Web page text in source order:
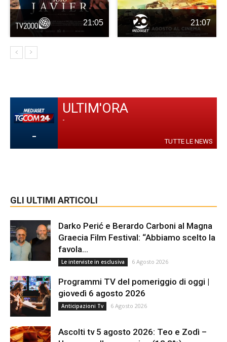
21:05 21:07
-
ULTIM'ORA
-
TUTTE LE NEWS
GLI ULTIMI ARTICOLI
Darko Perić e Berardo Carboni al Magna
Graecia Film Festival: “Abbiamo scelto la
favola...
Le interviste in esclusiva 6 Agosto 2026
Programmi TV del pomeriggio di oggi |
giovedì 6 agosto 2026
Anticipazioni Tv 6 Agosto 2026
Ascolti tv 5 agosto 2026: Teo e Zodì –